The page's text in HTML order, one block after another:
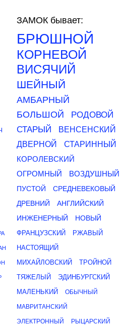
ЗАМОК бывает:
БРЮШНОЙ
КОРНЕВОЙ
ВИСЯЧИЙ
ШЕЙНЫЙ
АМБАРНЫЙ
БОЛЬШОЙ
РОДОВОЙ
СТАРЫЙ
ВЕНСЕНСКИЙ
ДВЕРНОЙ
СТАРИННЫЙ
КОРОЛЕВСКИЙ
ОГРОМНЫЙ
ВОЗДУШНЫЙ
ПУСТОЙ
СРЕДНЕВЕКОВЫЙ
ДРЕВНИЙ
АНГЛИЙСКИЙ
ИНЖЕНЕРНЫЙ
НОВЫЙ
ФРАНЦУЗСКИЙ
РЖАВЫЙ
НАСТОЯЩИЙ
МИХАЙЛОВСКИЙ
ТРОЙНОЙ
ТЯЖЕЛЫЙ
ЭДИНБУРГСКИЙ
МАЛЕНЬКИЙ
ОБЫЧНЫЙ
МАВРИТАНСКИЙ
ЭЛЕКТРОННЫЙ РЫЦАРСКИЙ